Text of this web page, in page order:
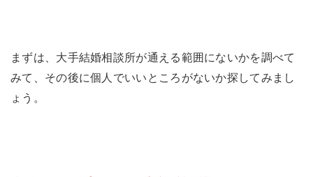
まずは、大手結婚相談所が通える範囲にないかを調べて
みて、その後に個人でいいところがないか探してみまし
ょう。